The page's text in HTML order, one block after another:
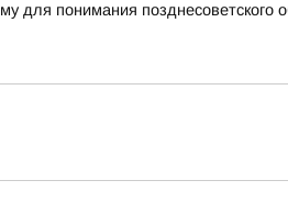
понимания позднесоветского